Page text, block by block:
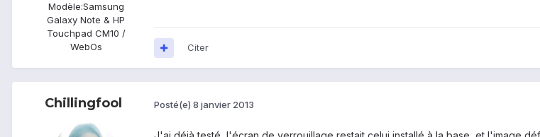
Modèle:Samsung
Galaxy Note & HP
Touchpad CM10 /
WebOs
Citer
Chillingfool Posté(e) 8 janvier 2013